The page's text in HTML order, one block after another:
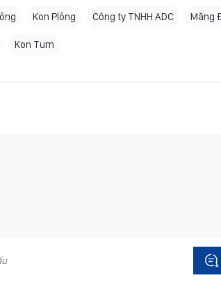
Kon Plông Công ty TNHH ADC Măng
Kon Tum